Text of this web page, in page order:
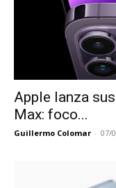
Apple lanza
Max: foco...
Guillermo Colomar - 07/